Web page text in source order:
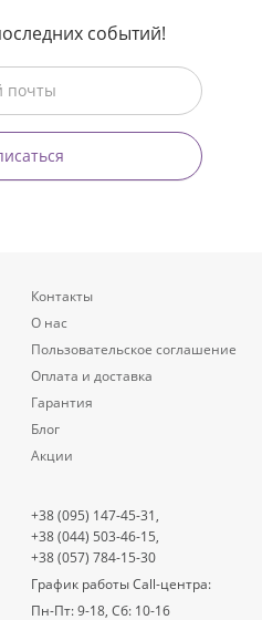
событий!
Контакты
О нас
Пользовательское соглашение
Оплата и доставка
Гарантия
Блог
Акции
+38 (095) 147-45-31,
+38 (044) 503-46-15,
+38 (057) 784-15-30
График работы Call-центра:
Пн-Пт: 9-18, Сб: 10-16